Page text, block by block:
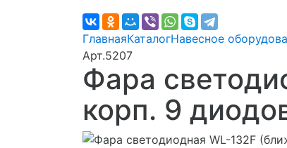
ГлавнаяКаталогНавесное
Арт.5207
Фара
корп. 9